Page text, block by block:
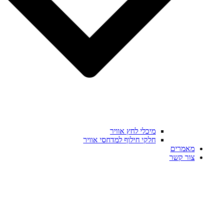
מיכלי לחץ אוויר
חלקי חילוף למדחסי אוויר
מאמרים
צור קשר